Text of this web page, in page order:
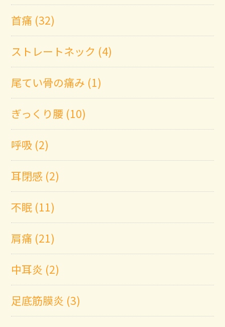
首痛 (32)
ストレートネック (4)
尾てい骨の痛み (1)
ぎっくり腰 (10)
呼吸 (2)
耳閉感 (2)
不眠 (11)
肩痛 (21)
中耳炎 (2)
足底筋膜炎 (3)